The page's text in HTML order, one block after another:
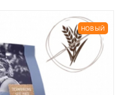
НОВЫЙ